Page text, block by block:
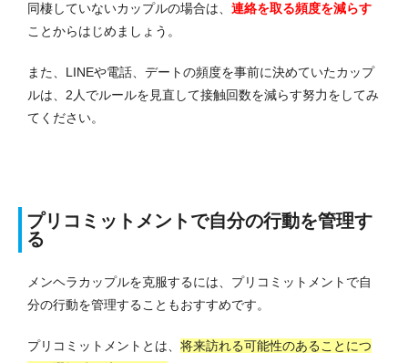
同棲していないカップルの場合は、 連絡を取る頻度を減らす
ことからはじめましょう。
また、LINEや電話、デートの頻度を事前に決めていたカップ
ルは、2人でルールを見直して接触回数を減らす努力をしてみ
てください。
プリコミットメントで自分の行動を管理す
る
メンヘラカップルを克服するには、プリコミットメントで自
分の行動を管理することもおすすめです。
プリコミットメントとは、 将来訪れる可能性のあることにつ